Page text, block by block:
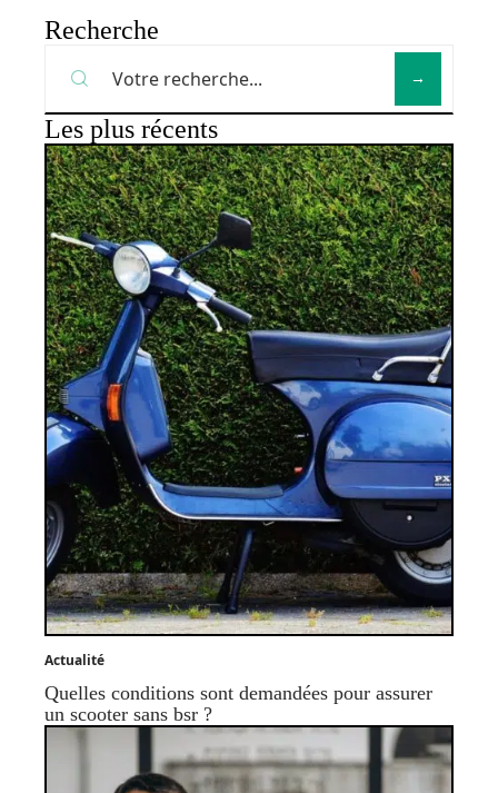
Recherche
Les plus récents
Actualité
Quelles conditions sont demandées pour assurer
un scooter sans bsr ?